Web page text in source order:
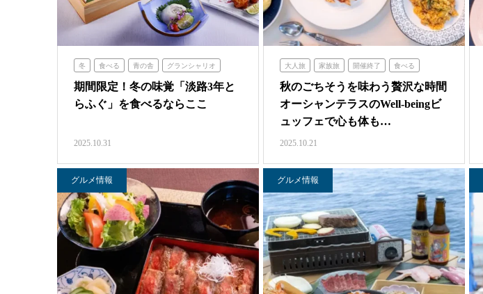
冬 食べる 青の舎 グランシャリオ
青海波
期間限定！冬の味覚「淡路3年と
らふぐ」を食べるならここ
2025.10.31
大人旅 家族旅 開催終了 食べる
オーシャンテラス
秋のごちそうを味わう贅沢な時間
オーシャンテラスのWell-beingビ
ュッフェで心も体も…
2025.10.21
グルメ情報 グルメ情報